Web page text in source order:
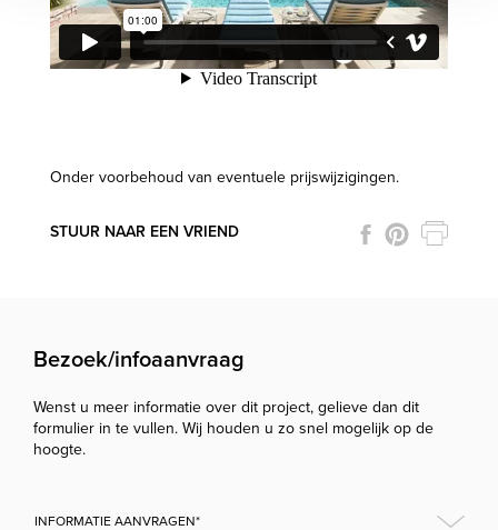
Onder voorbehoud van eventuele prijswijzigingen.
STUUR NAAR EEN VRIEND
Bezoek/infoaanvraag
Wenst u meer informatie over dit project, gelieve dan dit
formulier in te vullen. Wij houden u zo snel mogelijk op de
hoogte.